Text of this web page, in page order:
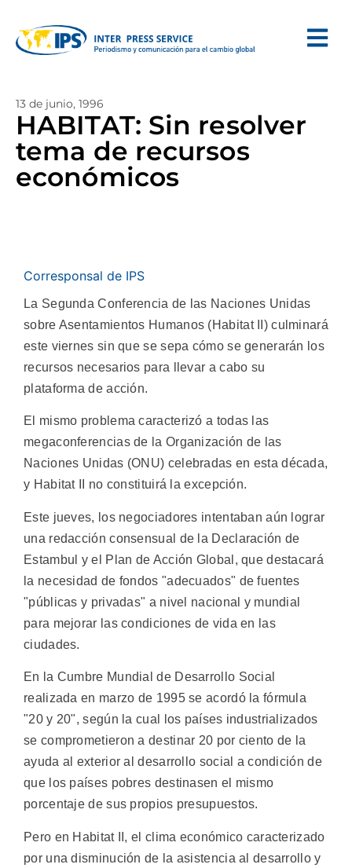
13 de junio, 1996
HABITAT: Sin resolver
tema de recursos
económicos
Corresponsal de IPS
La Segunda Conferencia de las Naciones Unidas
sobre Asentamientos Humanos (Habitat II) culminará
este viernes sin que se sepa cómo se generarán los
recursos necesarios para llevar a cabo su
plataforma de acción.
El mismo problema caracterizó a todas las
megaconferencias de la Organización de las
Naciones Unidas (ONU) celebradas en esta década,
y Habitat II no constituirá la excepción.
Este jueves, los negociadores intentaban aún lograr
una redacción consensual de la Declaración de
Estambul y el Plan de Acción Global, que destacará
la necesidad de fondos "adecuados" de fuentes
"públicas y privadas" a nivel nacional y mundial
para mejorar las condiciones de vida en las
ciudades.
En la Cumbre Mundial de Desarrollo Social
realizada en marzo de 1995 se acordó la fórmula
"20 y 20", según la cual los países industrializados
se comprometieron a destinar 20 por ciento de la
ayuda al exterior al desarrollo social a condición de
que los países pobres destinasen el mismo
porcentaje de sus propios presupuestos.
Pero en Habitat II, el clima económico caracterizado
por una disminución de la asistencia al desarrollo y